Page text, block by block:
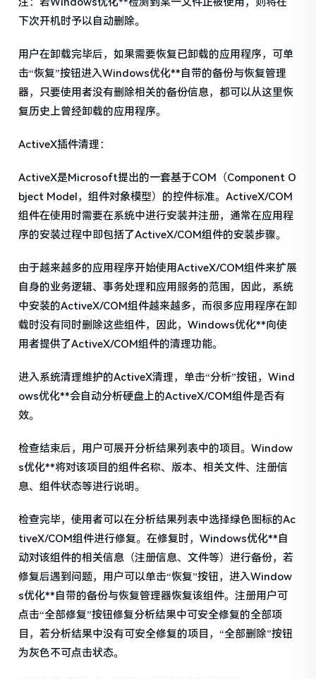
下次开机时予以自动删除。
用户在卸载完毕后，如果需要恢复已卸载的应用程序，可单
击“恢复”按钮进入Windows优化**自带的备份与恢复管理
器，只要使用者没有删除相关的备份信息，都可以从这里恢
复历史上曾经卸载的应用程序。
ActiveX插件清理：
ActiveX是Microsoft提出的一套基于COM（Component O
bject Model，组件对象模型）的控件标准。ActiveX/COM
组件在使用时需要在系统中进行安装并注册，通常在应用程
序的安装过程中即包括了ActiveX/COM组件的安装步骤。
由于越来越多的应用程序开始使用ActiveX/COM组件来扩展
自身的业务逻辑、事务处理和应用服务的范围，因此，系统
中安装的ActiveX/COM组件越来越多，而很多应用程序在卸
载时没有同时删除这些组件，因此，Windows优化**向使
用者提供了ActiveX/COM组件的清理功能。
进入系统清理维护的ActiveX清理，单击“分析”按钮，Wind
ows优化**会自动分析硬盘上的ActiveX/COM组件是否有
效。
检查结束后，用户可展开分析结果列表中的项目。Window
s优化**将对该项目的组件名称、版本、相关文件、注册信
息、组件状态等进行说明。
检查完毕，使用者可以在分析结果列表中选择绿色图标的Ac
tiveX/COM组件进行修复。在修复时，Windows优化**自
动对该组件的相关信息（注册信息、文件等）进行备份，若
修复后遇到问题，用户可以单击“恢复”按钮，进入Window
s优化**自带的备份与恢复管理器恢复该组件。注册用户可
点击“全部修复”按钮修复分析结果中可安全修复的全部项
目，若分析结果中没有可安全修复的项目，“全部删除”按钮
为灰色不可点击状态。